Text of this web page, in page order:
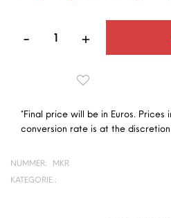
*Final price will be in Euros. Prices
conversion rate is at the
NUMMER:
MKR
KATEGORIE :